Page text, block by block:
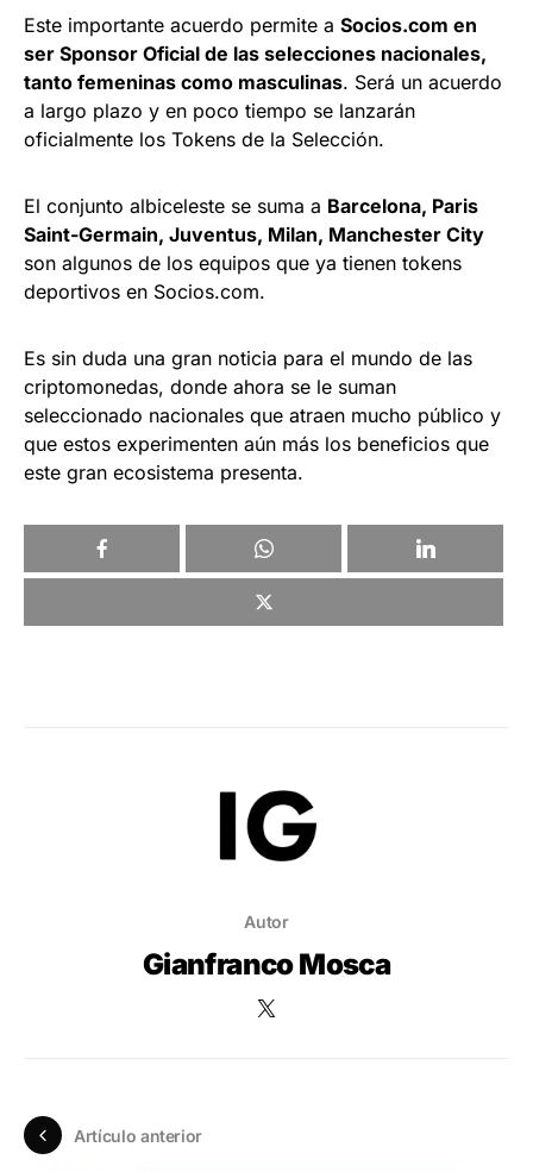
Este importante acuerdo permite a Socios.com en
ser Sponsor Oficial de las selecciones nacionales,
tanto femeninas como masculinas. Será un acuerdo
a largo plazo y en poco tiempo se lanzarán
oficialmente los Tokens de la Selección.
El conjunto albiceleste se suma a Barcelona, Paris
Saint-Germain, Juventus, Milan, Manchester City
son algunos de los equipos que ya tienen tokens
deportivos en Socios.com.
Es sin duda una gran noticia para el mundo de las
criptomonedas, donde ahora se le suman
seleccionado nacionales que atraen mucho público y
que estos experimenten aún más los beneficios que
este gran ecosistema presenta.
Autor
Gianfranco Mosca
Artículo anterior